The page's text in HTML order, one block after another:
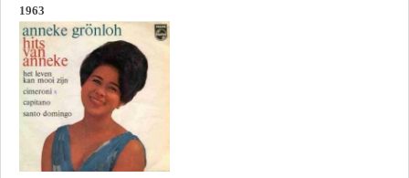
1963